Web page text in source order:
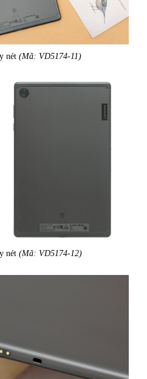
nét (Mã: VD5174-11)
nét (Mã: VD5174-12)